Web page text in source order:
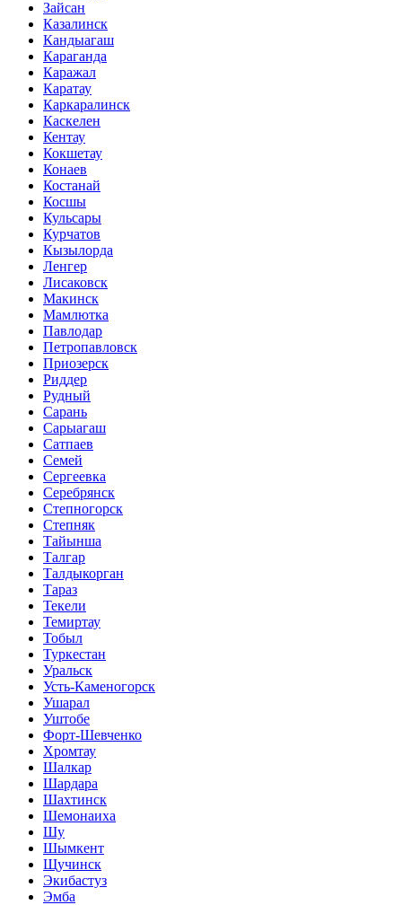
Зайсан
Казалинск
Кандыагаш
Караганда
Каражал
Каратау
Каркаралинск
Каскелен
Кентау
Кокшетау
Конаев
Костанай
Косшы
Кульсары
Курчатов
Кызылорда
Ленгер
Лисаковск
Макинск
Мамлютка
Павлодар
Петропавловск
Приозерск
Риддер
Рудный
Сарань
Сарыагаш
Сатпаев
Семей
Сергеевка
Серебрянск
Степногорск
Степняк
Тайынша
Талгар
Талдыкорган
Тараз
Текели
Темиртау
Тобыл
Туркестан
Уральск
Усть-Каменогорск
Ушарал
Уштобе
Форт-Шевченко
Хромтау
Шалкар
Шардара
Шахтинск
Шемонаиха
Шу
Шымкент
Щучинск
Экибастуз
Эмба